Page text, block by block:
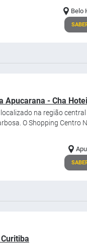
Belo
Apucarana - Cha
na região
O Shopping Centro